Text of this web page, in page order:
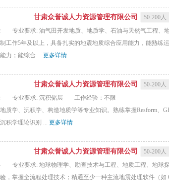
甘肃众誉诚人力资源管理有限公司
50-200人
专业要求: 油气田开发地质、地质学、石油与天然气工程、
工作5年及以上，具备扎实的地震地质综合应用能力，能熟练
力；能综合 ... 更多详情
甘肃众誉诚人力资源管理有限公司
50-200人
专业要求: 沉积储层
工作经验：不限
质学、沉积学、构造地质学等专业知识。熟练掌握Resform、
积学理论识别 ... 更多详情
甘肃众誉诚人力资源管理有限公司
50-200人
专业要求: 地球物理学、勘查技术与工程、地质工程、地球
掌握全流程处理技术；精通至少一种主流地震处理软件（如